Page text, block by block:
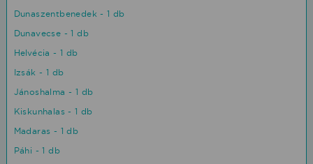
Dunaszentbenedek - 1 db
Dunavecse - 1 db
Helvécia - 1 db
Izsák - 1 db
Jánoshalma - 1 db
Kiskunhalas - 1 db
Madaras - 1 db
Páhi - 1 db